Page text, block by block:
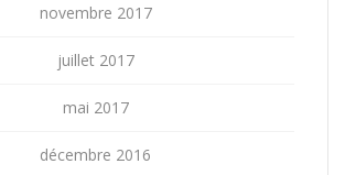
novembre 2017
juillet 2017
mai 2017
décembre 2016